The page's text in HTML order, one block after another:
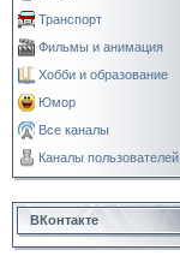
Транспорт
Фильмы и анимация
Хобби и образование
Юмор
Все каналы
Каналы пользователей
ВКонтакте